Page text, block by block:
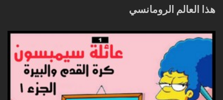
هذا العالم الرومانسي